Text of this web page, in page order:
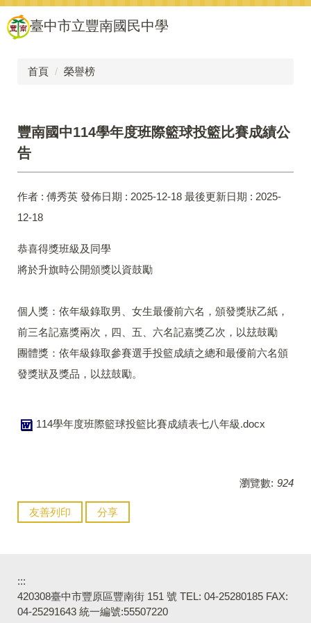
跳
到
主
臺中市立豐南國民中學
首頁 榮譽榜
豐南國中114學年度班際籃球投籃比賽成績公
告
作者 : 傅秀英 發佈日期 : 2025-12-18 最後更新日期 : 2025-
12-18
恭喜得獎班級及同學
將於升旗時公開頒獎以資鼓勵
個人獎：依年級錄取男、女生最優前六名，頒發獎狀乙紙，
前三名記嘉獎兩次，四、五、六名記嘉獎乙次，以玆鼓勵
團體獎：依年級錄取參賽選手投籃成績之總和最優前六名頒
發獎狀及獎品，以玆鼓勵。
114學年度班際籃球投籃比賽成績表七八年級.docx
瀏覽數: 924
友善列印 分享
:::
420308臺中市豐原區豐南街 151 號 TEL: 04-25280185 FAX:
04-25291643 統一編號:55507220